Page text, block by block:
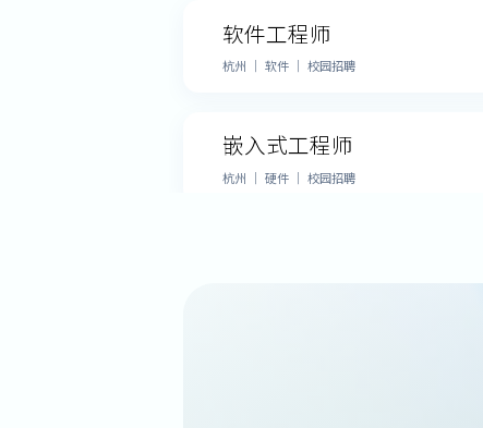
软件工程师
杭州 ｜ 软件 ｜ 校园招聘
嵌入式工程师
杭州 ｜ 硬件 ｜ 校园招聘